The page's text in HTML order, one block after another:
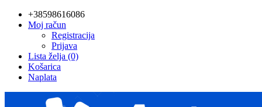
+38598616086
Moj račun
Registracija
Prijava
Lista želja (0)
Košarica
Naplata